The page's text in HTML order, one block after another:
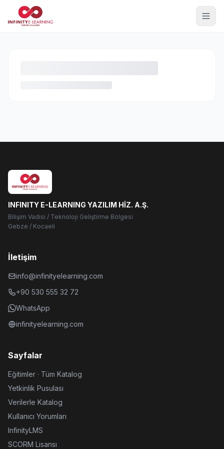
INFINITY E-LEARNING YAZILIM HİZ. A.Ş.
Bilişim Vadisi / Teknoloji Geliştirme Bölgesi
Gebze / Kocaeli
İletişim
info@infinityelearning.com
+90 530 555 32 72
WhatsApp
infinityelearning.com
Sayfalar
Eğitimler · Tüm Katalog
Yetkinlik Pusulası
Verilerle Katalog
Kullanıcı Yorumları
InfinityLMS
SCORM Lisansı